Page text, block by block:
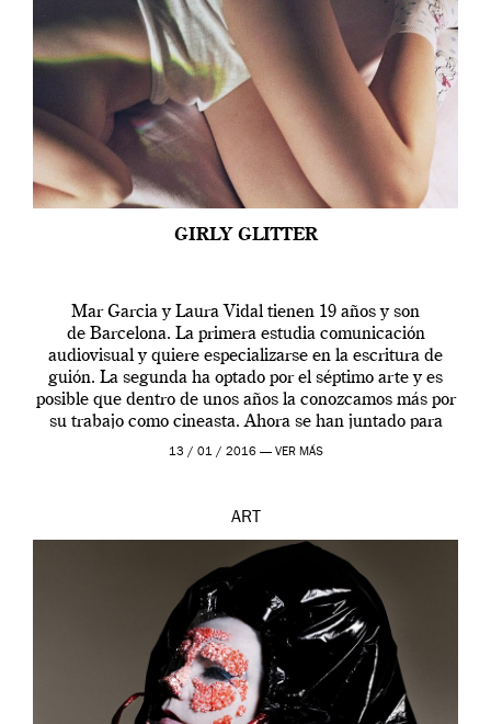
GIRLY GLITTER
Mar Garcia y Laura Vidal tienen 19 años y son
de Barcelona. La primera estudia comunicación
audiovisual y quiere especializarse en la escritura de
guión. La segunda ha optado por el séptimo arte y es
posible que dentro de unos años la conozcamos más por
su trabajo como cineasta. Ahora se han juntado para
contarnos una […]
13 / 01 / 2016 — VER MÁS
ART